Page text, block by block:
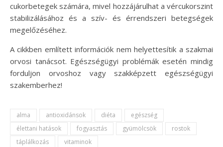
cukorbetegek számára, mivel hozzájárulhat a vércukorszint
stabilizálásához és a szív- és érrendszeri betegségek
megelőzéséhez.
A cikkben említett információk nem helyettesítik a szakmai
orvosi tanácsot. Egészségügyi problémák esetén mindig
forduljon orvoshoz vagy szakképzett egészségügyi
szakemberhez!
alma antioxidánsok diéta
egészség
élettani hatások
fogyasztás gyümölcsök
rostok
táplálkozás
vitaminok